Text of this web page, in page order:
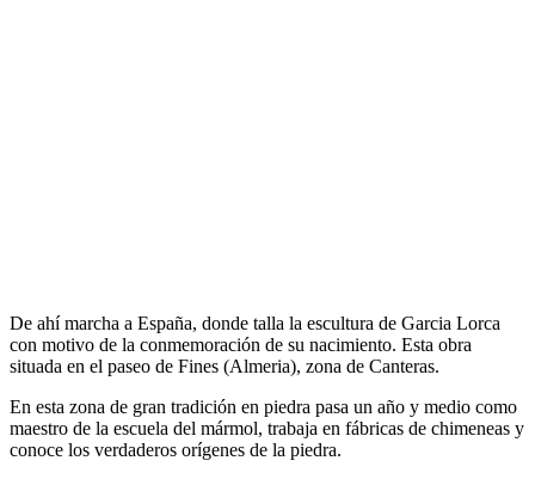
De ahí marcha a España, donde talla la escultura de Garcia Lorca
con motivo de la conmemoración de su nacimiento. Esta obra
situada en el paseo de Fines (Almeria), zona de Canteras.
En esta zona de gran tradición en piedra pasa un año y medio como
maestro de la escuela del mármol, trabaja en fábricas de chimeneas y
conoce los verdaderos orígenes de la piedra.